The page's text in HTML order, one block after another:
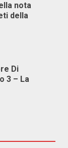
nota
della
Di
3 – La